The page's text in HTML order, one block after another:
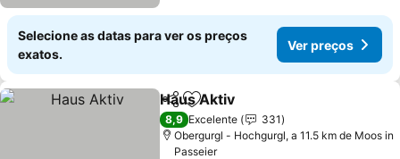
Selecione as datas para ver os preços
exatos.
Ver preços
PartilharAdicionar aos favoritos
Haus Aktiv
8,9 Excelente
331
Obergurgl - Hochgurgl, a 11.5 km de Moos in
Passeier